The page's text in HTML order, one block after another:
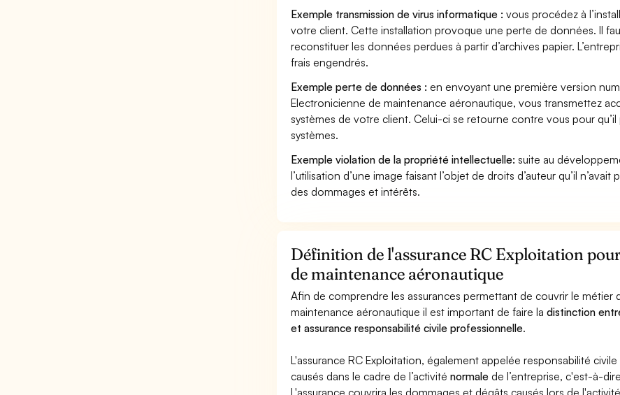
Exemple transmission de virus informatique : vous procédez à
votre client. Cette installation provoque une perte de données. Il
reconstituer les données perdues à partir d’archives papier.
frais engendrés.
Exemple perte de données : en envoyant une première version
Electronicienne de maintenance aéronautique, vous transmettez
systèmes de votre client. Celui-ci se retourne contre vous pour
systèmes.
Exemple violation de la propriété intellectuelle: suite au
l’utilisation d’une image faisant l’objet de droits d’auteur qu’il
des dommages et intérêts.
Définition de l'assurance RC Exploitation
de maintenance aéronautique
Afin de comprendre les assurances permettant de couvrir le métier
maintenance aéronautique il est important de faire ladistinction
et assurance responsabilité civile professionnelle.
L'assurance RC Exploitation, également appelée responsabilité
causés dans le cadre de l’activiténormale de l’entreprise, c'est-à-
L'assurance couvrira les dommages et dégâts causés lors de